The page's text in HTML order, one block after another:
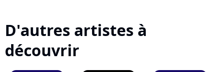
D'autres artistes à
découvrir